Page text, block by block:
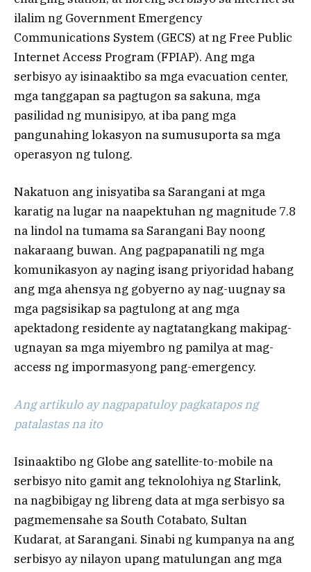
ilalim ng Government Emergency
Communications System (GECS) at ng Free Public
Internet Access Program (FPIAP). Ang mga
serbisyo ay isinaaktibo sa mga evacuation center,
mga tanggapan sa pagtugon sa sakuna, mga
pasilidad ng munisipyo, at iba pang mga
pangunahing lokasyon na sumusuporta sa mga
operasyon ng tulong.
Nakatuon ang inisyatiba sa Sarangani at mga
karatig na lugar na naapektuhan ng magnitude 7.8
na lindol na tumama sa Sarangani Bay noong
nakaraang buwan. Ang pagpapanatili ng mga
komunikasyon ay naging isang priyoridad habang
ang mga ahensya ng gobyerno ay nag-uugnay sa
mga pagsisikap sa pagtulong at ang mga
apektadong residente ay nagtatangkang makipag-
ugnayan sa mga miyembro ng pamilya at mag-
access ng impormasyong pang-emergency.
Ang artikulo ay nagpapatuloy pagkatapos ng
patalastas na ito
Isinaaktibo ng Globe ang satellite-to-mobile na
serbisyo nito gamit ang teknolohiya ng Starlink,
na nagbibigay ng libreng data at mga serbisyo sa
pagmemensahe sa South Cotabato, Sultan
Kudarat, at Sarangani. Sinabi ng kumpanya na ang
serbisyo ay nilayon upang matulungan ang mga